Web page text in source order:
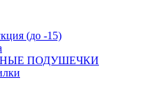
(до -15)
ПОДУШЕЧКИ